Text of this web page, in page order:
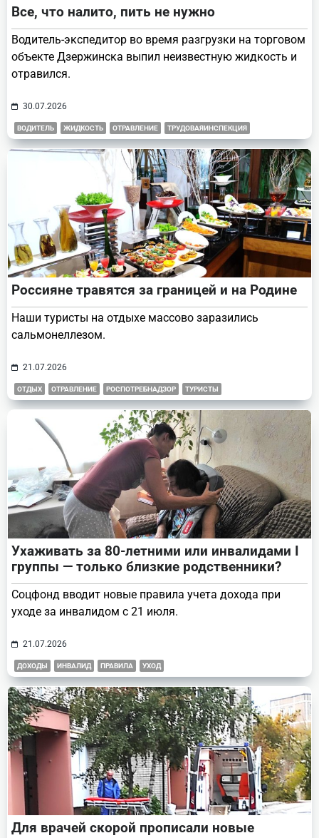
Все, что налито, пить не нужно
Водитель-экспедитор во время разгрузки на торговом
объекте Дзержинска выпил неизвестную жидкость и
отравился.
30.07.2026
ВОДИТЕЛЬ ЖИДКОСТЬ ОТРАВЛЕНИЕ ТРУДОВАЯИНСПЕКЦИЯ
Россияне травятся за границей и на Родине
Наши туристы на отдыхе массово заразились
сальмонеллезом.
21.07.2026
ОТДЫХ ОТРАВЛЕНИЕ РОСПОТРЕБНАДЗОР ТУРИСТЫ
Ухаживать за 80-летними или инвалидами I
группы — только близкие родственники?
Соцфонд вводит новые правила учета дохода при
уходе за инвалидом с 21 июля.
21.07.2026
ДОХОДЫ ИНВАЛИД ПРАВИЛА УХОД
Для врачей скорой прописали новые